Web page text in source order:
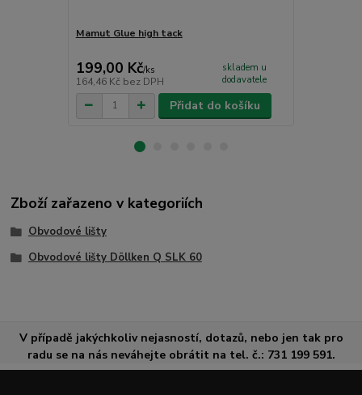
Mamut Glue high tack
199,00 Kč/ks
164,46 Kč bez DPH
skladem u
dodavatele
Přidat do košíku
Zboží zařazeno v kategoriích
Obvodové lišty
Obvodové lišty Döllken Q SLK 60
V případě jakýchkoliv nejasností, dotazů, nebo jen tak pro
radu se na nás neváhejte obrátit na tel. č.: 731 199 591.